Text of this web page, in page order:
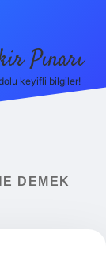
Pınarı
keyifli bilgiler!
DEMEK